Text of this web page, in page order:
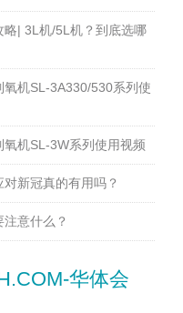
略| 3L机/5L机？到底选哪
氧机SL-3A330/530系列使
氧机SL-3W系列使用视频
新冠真的有用吗？
意什么？
华体会